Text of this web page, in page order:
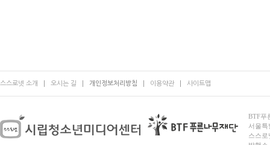
스스로넷 소개 오시는 길 개인정보처리방침 이용약관 사이트맵
BTF푸
서울
스스로